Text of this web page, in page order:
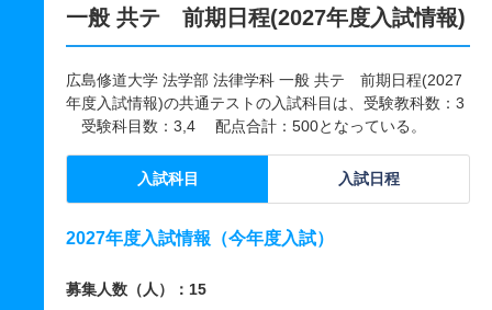
一般 共テ 前期日程(2027年度入試情報)
広島修道大学 法学部 法律学科 一般 共テ 前期日程(2027
年度入試情報)の共通テストの入試科目は、受験教科数：3
受験科目数：3,4 配点合計：500となっている。
入試科目 入試日程
2027年度入試情報（今年度入試）
募集人数（人）：15